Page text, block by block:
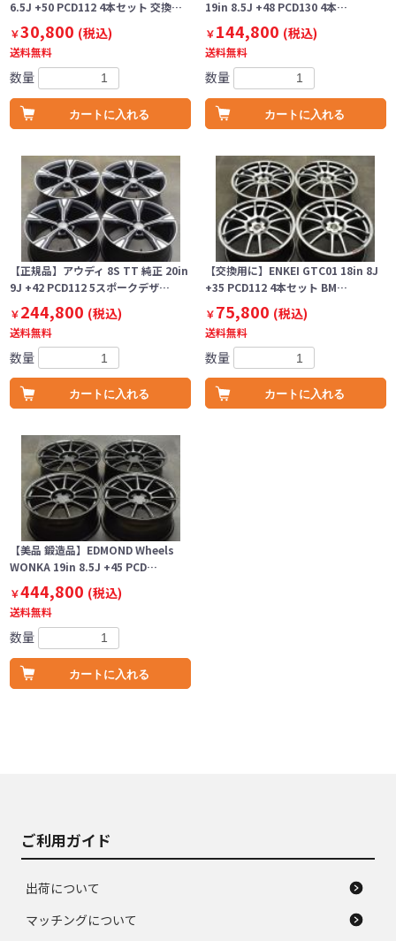
6.5J +50 PCD112 4本セット 交換…
￥30,800 (税込)
送料無料
数量
カートに入れる
19in 8.5J +48 PCD130 4本…
￥144,800 (税込)
送料無料
数量
カートに入れる
【正規品】アウディ 8S TT 純正 20in
9J +42 PCD112 5スポークデザ…
￥244,800 (税込)
送料無料
数量
カートに入れる
【交換用に】ENKEI GTC01 18in 8J
+35 PCD112 4本セット BM…
￥75,800 (税込)
送料無料
数量
カートに入れる
【美品 鍛造品】EDMOND Wheels
WONKA 19in 8.5J +45 PCD…
￥444,800 (税込)
送料無料
数量
カートに入れる
ご利用ガイド
出荷について
マッチングについて